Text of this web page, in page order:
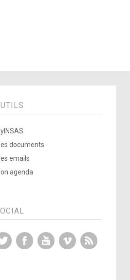
documents
emails
agenda
Twitter FacebookYouTubeVimeo